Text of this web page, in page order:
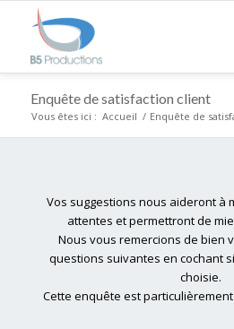
Enquête de satisfaction client
Vous êtes ici : Accueil / Enquête de
Vos suggestions nous aideront à
attentes et permettront de
Nous vous remercions de bien
questions suivantes en cochant
choisie.
Cette enquête est